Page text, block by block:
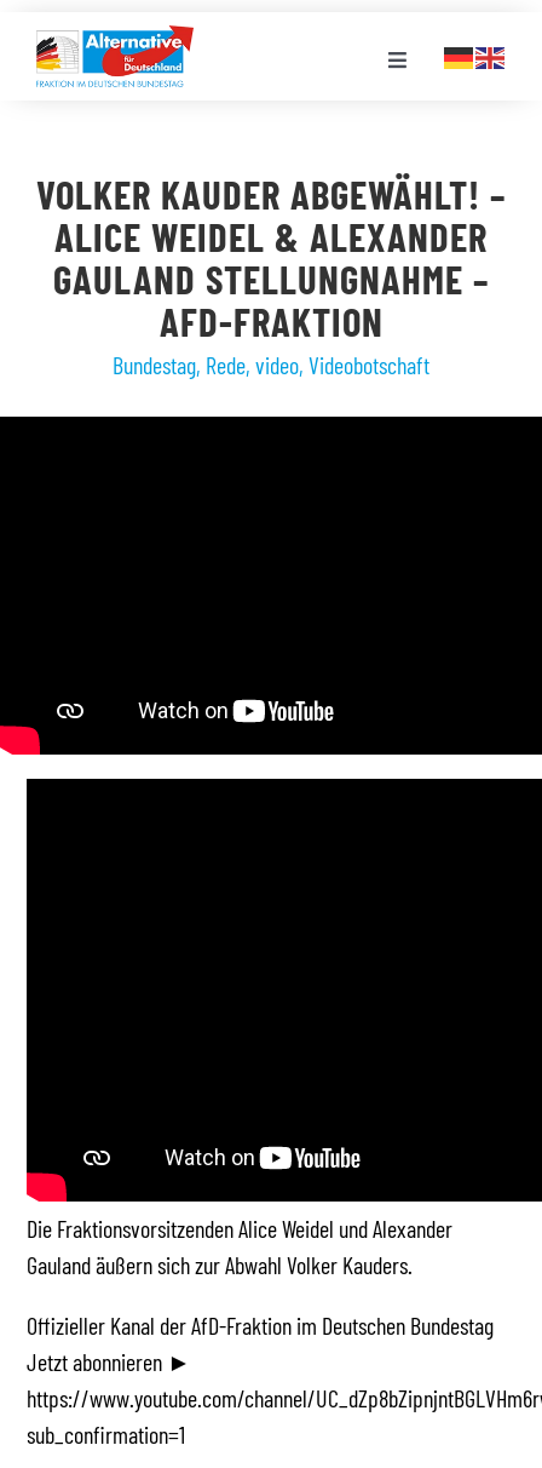
Inhalt
springen
Toggle
LANDESGRUPPEN
VERANSTALTUNGEN
VOLKER KAUDER ABGEWÄHLT! –
ALICE WEIDEL & ALEXANDER
GAULAND STELLUNGNAHME –
AFD-FRAKTION
Bundestag, Rede, video, Videobotschaft
Die Fraktionsvorsitzenden Alice Weidel und Alexander
Gauland äußern sich zur Abwahl Volker Kauders.
Offizieller Kanal der AfD-Fraktion im Deutschen Bundestag
Jetzt abonnieren ►
https://www.youtube.com/channel/
sub_confirmation=1